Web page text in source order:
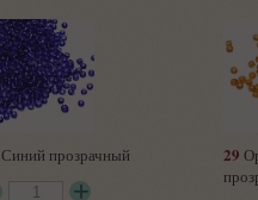
Синий прозрачный 29